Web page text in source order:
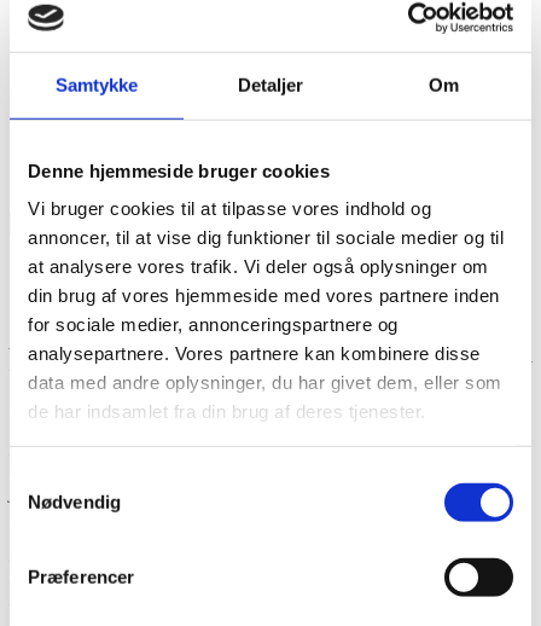
Samtykke Detaljer Om
Denne hjemmeside bruger cookies
Vi bruger cookies til at tilpasse vores indhold og
annoncer, til at vise dig funktioner til sociale medier og til
at analysere vores trafik. Vi deler også oplysninger om
din brug af vores hjemmeside med vores partnere inden
for sociale medier, annonceringspartnere og
analysepartnere. Vores partnere kan kombinere disse
data med andre oplysninger, du har givet dem, eller som
de har indsamlet fra din brug af deres tjenester.
Nødvendig
Præferencer
NYT
Forside
Jul 2025
Jule-metervarer og DIY
Jule-metervarer og DIY
Årets jule-kollektion fra Liberty Fabrics. Liberty julestof er i Tana
Lawn kvaliteten. Nogle af jule metervarerne er klassiske Libertyprint
i et julet twist - f.eks. Wiltshire tilsat bær eller stjerner i glimmer - og
andre er helt særlige juleprint - f.eks. Liberty Christmas.
Liberty´s julestof er perfekt til en julekjole eller juleskjorte til dig selv
julekalendergaverne. Og så giver julestoffet selvfølgelig de fineste
flettede julestjerner, julehjerter eller lav selv kræmmerhuse i julestof.
Hvad er Tana Lawn? Tana Lawn stof fra Liberty er den bløde,
silkeagtige og samtidig holdbare metervare i 100% bomuld. Tana
Lawn er opkaldt efter floden Tana i Etiopien. Liberty Tana Lawn